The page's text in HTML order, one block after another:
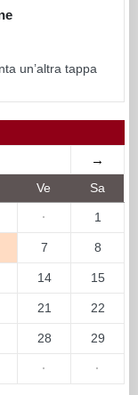
un’altra tappa
→
Ve Sa
· 1
7 8
14 15
21 22
28 29
· ·